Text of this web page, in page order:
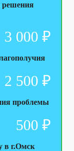
решения
3 000₽
2 500₽
проблемы
500₽
в г.Омск